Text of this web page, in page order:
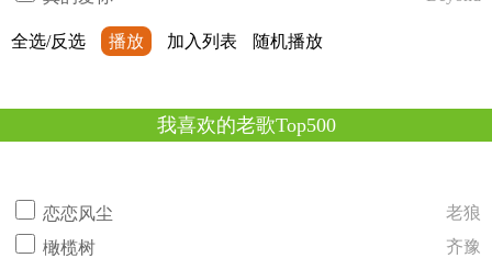
全选/反选 播放 加入列表 随机播放
我喜欢的老歌Top500
恋恋风尘
老狼
橄榄树
齐豫